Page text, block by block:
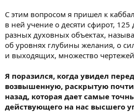
С этим вопросом я пришел к
в ней учение о десяти сфирот, 125
разных духовных объектах,
об уровнях глубины желания, о
и выходящих, множество
Я поразился, когда увидел
возвышенную, раскрытую
назад, которая дает самые
действующего на нас высшего